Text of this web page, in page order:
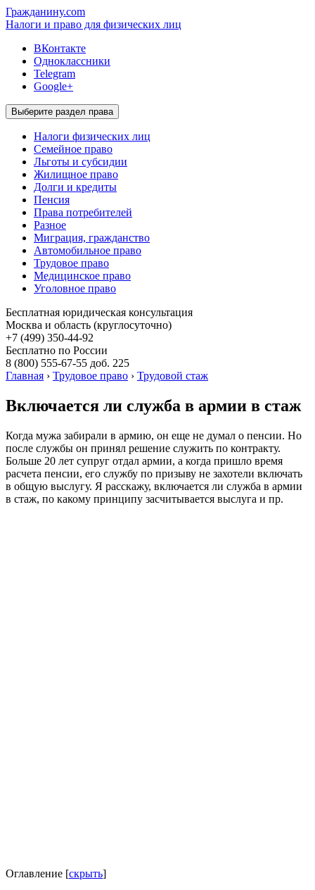
Гражданину.com
Налоги и право для физических лиц
ВКонтакте
Одноклассники
Telegram
Google+
Выберите раздел права
Налоги физических лиц
Семейное право
Льготы и субсидии
Жилищное право
Долги и кредиты
Пенсия
Права потребителей
Разное
Миграция, гражданство
Автомобильное право
Трудовое право
Медицинское право
Уголовное право
Бесплатная юридическая консультация
Москва и область (круглосуточно)
+7 (499) 350-44-92
Бесплатно по России
8 (800) 555-67-55 доб. 225
Главная › Трудовое право › Трудовой стаж
Включается ли служба в армии в стаж
Когда мужа забирали в армию, он еще не думал о пенсии. Но
после службы он принял решение служить по контракту.
Больше 20 лет супруг отдал армии, а когда пришло время
расчета пенсии, его службу по призыву не захотели включать
в общую выслугу. Я расскажу, включается ли служба в армии
в стаж, по какому принципу засчитывается выслуга и пр.
Оглавление [скрыть]